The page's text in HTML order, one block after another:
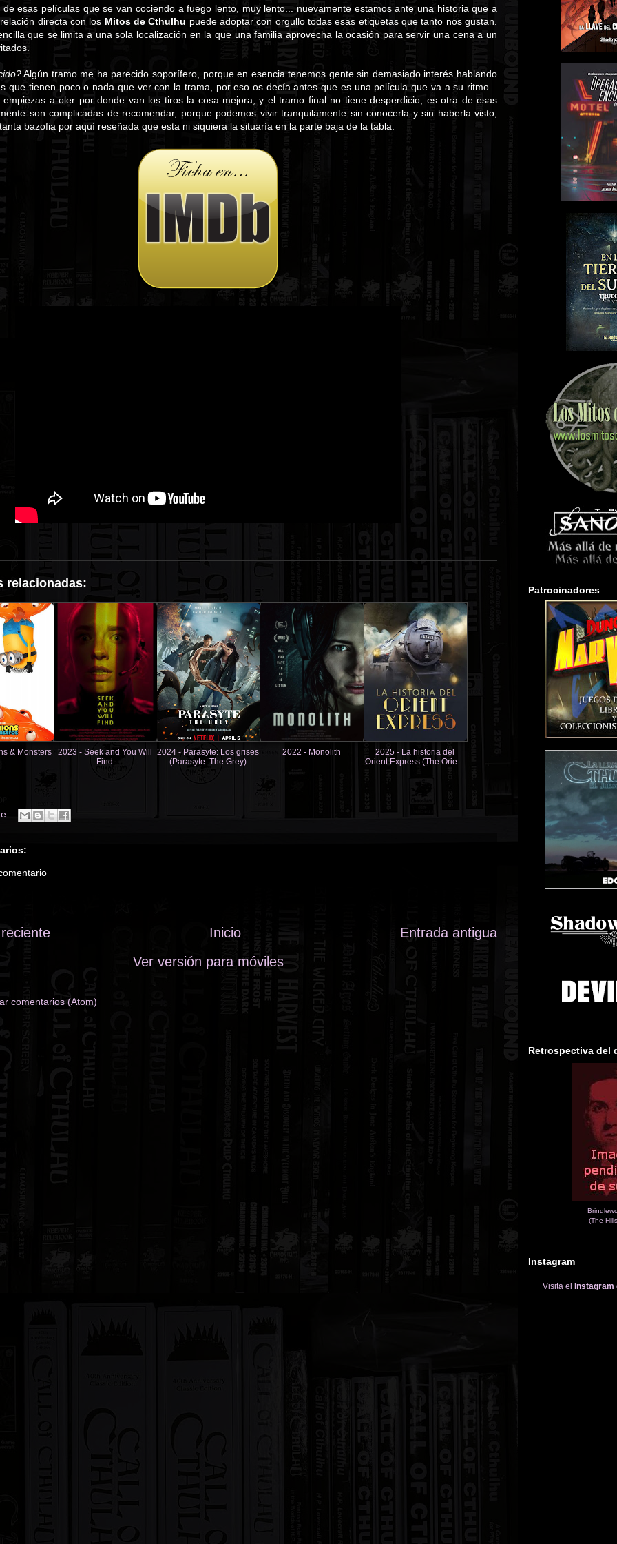
esas películas que se van cociendo a fuego lento, muy lento... nuevamente estamos ante una historia que a
directa con los Mitos de Cthulhu puede adoptar con orgullo todas esas etiquetas que tanto nos gustan.
que se limita a una sola localización en la que una familia aprovecha la ocasión para servir una cena a un
Algún tramo me ha parecido soporífero, porque en esencia tenemos gente sin demasiado interés hablando
que tienen poco o nada que ver con la trama, por eso os decía antes que es una película que va a su ritmo...
empiezas a oler por donde van los tiros la cosa mejora, y el tramo final no tiene desperdicio, es otra de esas
son complicadas de recomendar, porque podemos vivir tranquilamente sin conocerla y sin haberla visto,
bazofia por aquí reseñada que esta ni siquiera la situaría en la parte baja de la tabla.
relacionadas:
& Monsters
2023 - Seek and You Will
Find
2024 - Parasyte: Los grises
(Parasyte: The Grey)
2022 - Monolith
2025 - La historia del
Orient Express (The Orient
Entrada antigua
Inicio
Ver versión para móviles
comentarios (Atom)
Patrocinadores
Retrospectiva del
(The
Instagram
Visita el Instagram